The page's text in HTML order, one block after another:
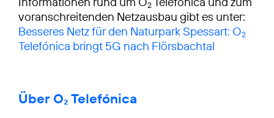
2
voranschreitenden Netzausbau gibt es unter:
Besseres Netz für den Naturpark Spessart: O2
Telefónica bringt 5G nach Flörsbachtal
Über O₂ Telefónica